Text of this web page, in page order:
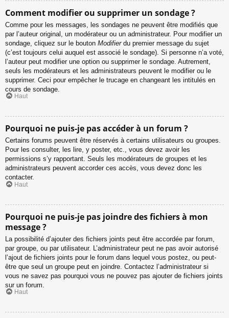
Comment modifier ou supprimer un sondage ?
Comme pour les messages, les sondages ne peuvent être modifiés que
par l’auteur original, un modérateur ou un administrateur. Pour modifier un
sondage, cliquez sur le bouton Modifierdu premier message du sujet
(c’est toujours celui auquel est associé le sondage). Si personne n’a voté,
l’auteur peut modifier une option ou supprimer le sondage. Autrement,
seuls les modérateurs et les administrateurs peuvent le modifier ou le
supprimer. Ceci pour empêcher le trucage en changeant les intitulés en
cours de sondage.
Haut
Pourquoi ne puis-je pas accéder à un forum ?
Certains forums peuvent être réservés à certains utilisateurs ou groupes.
Pour les consulter, les lire, y poster, etc., vous devez avoir les
permissions s’y rapportant. Seuls les modérateurs de groupes et les
administrateurs peuvent accorder ces accès, vous devez donc les
contacter.
Haut
Pourquoi ne puis-je pas joindre des fichiers à mon
message ?
La possibilité d’ajouter des fichiers joints peut être accordée par forum,
par groupe, ou par utilisateur. L’administrateur peut ne pas avoir autorisé
l’ajout de fichiers joints pour le forum dans lequel vous postez, ou peut-
être que seul un groupe peut en joindre. Contactez l’administrateur si
vous ne savez pas pourquoi vous ne pouvez pas ajouter de fichiers joints
sur un forum.
Haut